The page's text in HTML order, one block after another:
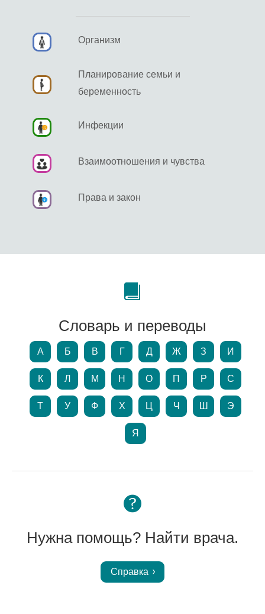
Организм
Планирование семьи и
беременность
Инфекции
Взаимоотношения и чувства
Права и закон
Словарь и переводы
А Б В Г Д Ж З И
К Л М Н О П Р С
Т У Ф Х Ц Ч Ш Э
Я
Нужна помощь? Найти врача.
Справка